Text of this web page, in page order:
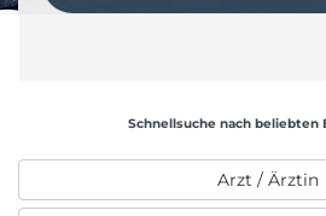
Schnellsuche nach beliebten
Arzt / Ärztin